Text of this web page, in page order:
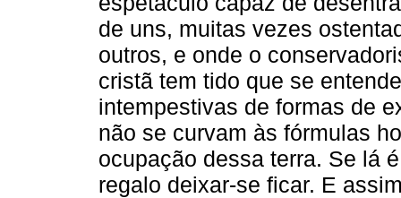
de uns, muitas vezes
outros, e onde o
cristã tem tido que se
intempestivas de formas de
não se curvam às fórmulas
ocupação dessa terra. Se lá
regalo deixar-se ficar. E